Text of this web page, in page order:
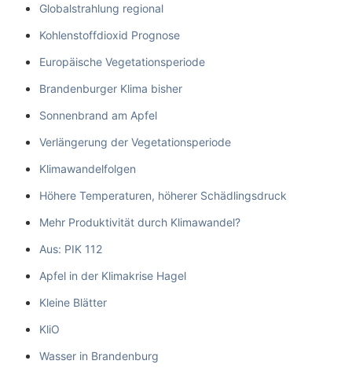
Globalstrahlung regional
Kohlenstoffdioxid Prognose
Europäische Vegetationsperiode
Brandenburger Klima bisher
Sonnenbrand am Apfel
Verlängerung der Vegetationsperiode
Klimawandelfolgen
Höhere Temperaturen, höherer Schädlingsdruck
Mehr Produktivität durch Klimawandel?
Aus: PIK 112
Apfel in der Klimakrise Hagel
Kleine Blätter
KliO
Wasser in Brandenburg